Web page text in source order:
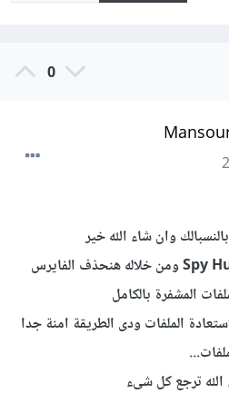
0
وان شاء الله خير
Spyومن خلاله هنحذف الفايرس
المشفرة بالكامل
الملفات ودى الطريقة امنة جدا
الله ترجع كل شىء